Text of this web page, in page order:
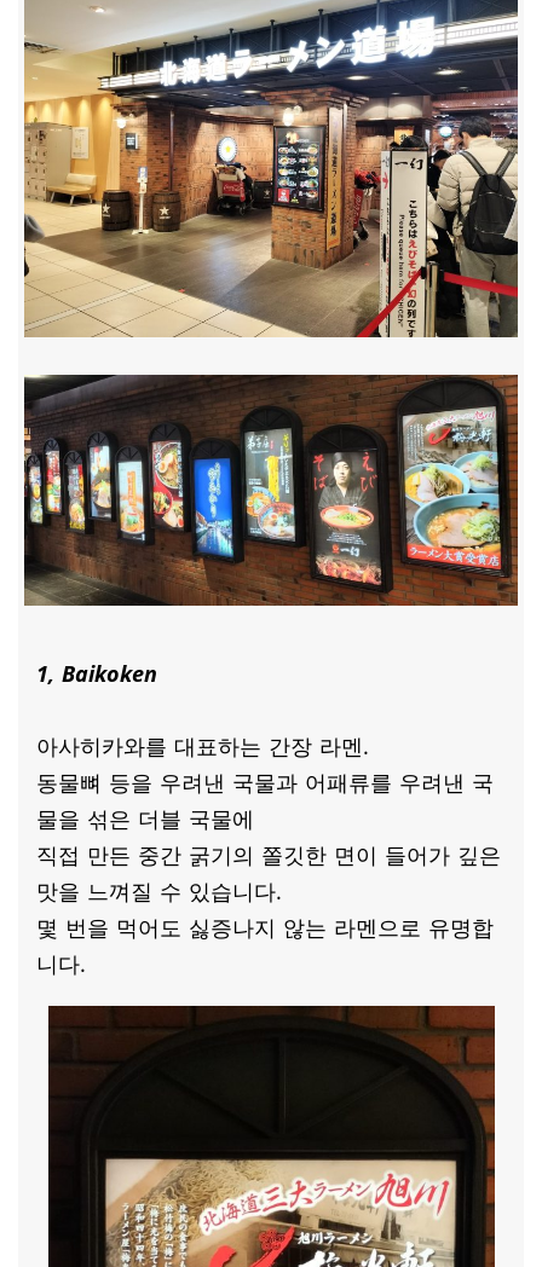
1, Baikoken
아사히카와를 대표하는 간장 라멘.
동물뼈 등을 우려낸 국물과 어패류를 우려낸 국
물을 섞은 더블 국물에
직접 만든 중간 굵기의 쫄깃한 면이 들어가 깊은
맛을 느껴질 수 있습니다.
몇 번을 먹어도 싫증나지 않는 라멘으로 유명합
니다.